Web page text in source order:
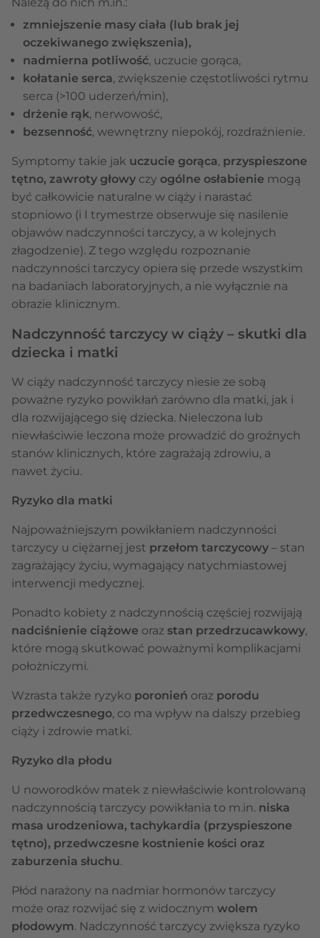
zmniejszenie masy ciała (lub brak jej
oczekiwanego zwiększenia),
nadmierna potliwość, uczucie gorąca,
kołatanie serca, zwiększenie częstotliwości rytmu
serca (>100 uderzeń/min),
drżenie rąk, nerwowość,
bezsenność, wewnętrzny niepokój, rozdrażnienie.
Symptomy takie jak uczucie gorąca, przyspieszone
tętno, zawroty głowy czy ogólne osłabienie mogą
być całkowicie naturalne w ciąży i narastać
stopniowo (i I trymestrze obserwuje się nasilenie
objawów nadczynności tarczycy, a w kolejnych
złagodzenie). Z tego względu rozpoznanie
nadczynności tarczycy opiera się przede wszystkim
na badaniach laboratoryjnych, a nie wyłącznie na
obrazie klinicznym.
Nadczynność tarczycy w ciąży – skutki dla
dziecka i matki
W ciąży nadczynność tarczycy niesie ze sobą
poważne ryzyko powikłań zarówno dla matki, jak i
dla rozwijającego się dziecka. Nieleczona lub
niewłaściwie leczona może prowadzić do groźnych
stanów klinicznych, które zagrażają zdrowiu, a
nawet życiu.
Ryzyko dla matki
Najpoważniejszym powikłaniem nadczynności
tarczycy u ciężarnej jest przełom tarczycowy – stan
zagrażający życiu, wymagający natychmiastowej
interwencji medycznej.
Ponadto kobiety z nadczynnością częściej rozwijają
nadciśnienie ciążowe oraz stan przedrzucawkowy,
które mogą skutkować poważnymi komplikacjami
położniczymi.
Wzrasta także ryzyko poronień oraz porodu
przedwczesnego, co ma wpływ na dalszy przebieg
ciąży i zdrowie matki.
Ryzyko dla płodu
U noworodków matek z niewłaściwie kontrolowaną
nadczynnością tarczycy powikłania to m.in. niska
masa urodzeniowa, tachykardia (przyspieszone
tętno), przedwczesne kostnienie kości oraz
zaburzenia słuchu.
Płód narażony na nadmiar hormonów tarczycy
może oraz rozwijać się z widocznym wolem
płodowym. Nadczynność tarczycy zwiększa ryzyko